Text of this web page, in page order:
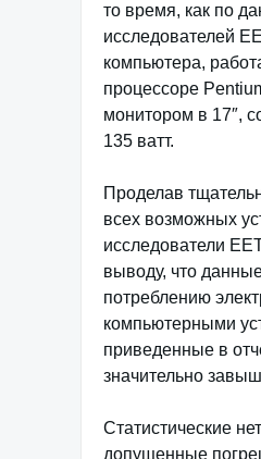
то время, как по
исследователей
компьютера,
процессоре
монитором в 17″,
135 ватт.
Проделав
всех возможных
исследователи
выводу, что
потреблению
компьютерными
приведенные в
значительно
Статистические
допущенные